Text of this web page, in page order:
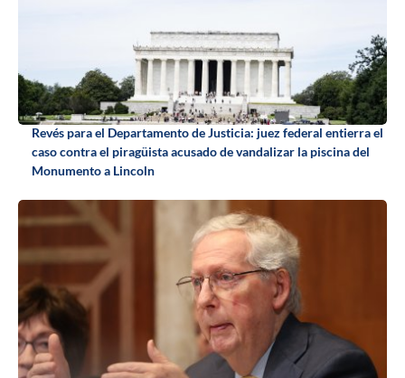
Revés para el Departamento de Justicia: juez federal entierra el
caso contra el piragüista acusado de vandalizar la piscina del
Monumento a Lincoln